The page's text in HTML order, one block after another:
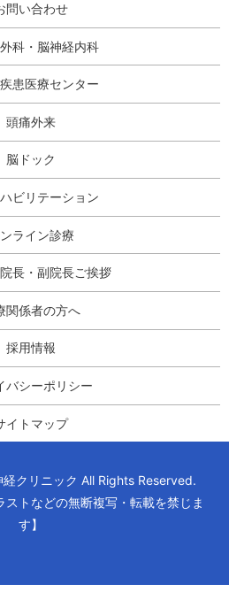
問い合わせ
科・脳神経内科
患医療センター
頭痛外来
脳ドック
ビリテーション
ライン診療
長・副院長ご挨拶
関係者の方へ
採用情報
バシーポリシー
イトマップ
クリニック All Rights Reserved.
ストなどの無断複写・転載を禁じま
す】